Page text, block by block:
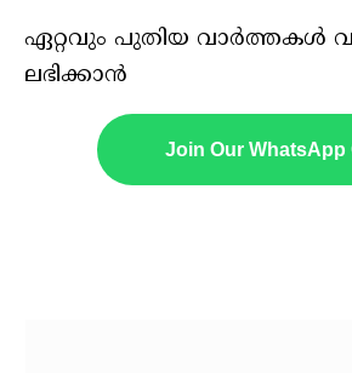
ഏറ്റവും പുതിയ വാർത്തകൾ
ലഭിക്കാൻ
Join Our WhatsApp